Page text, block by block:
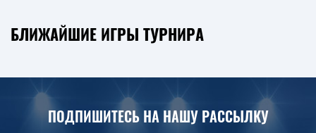
БЛИЖАЙШИЕ ИГРЫ ТУРНИРА
ПОДПИШИТЕСЬ НА НАШУ РАССЫЛКУ